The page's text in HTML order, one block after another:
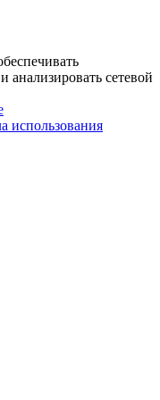
анализировать сетевой
использования